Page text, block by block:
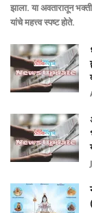
झाला. या अवतारातून
यांचे महत्त्व स्पष्ट होते.